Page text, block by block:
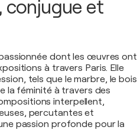
conjugue et
dont les œuvres ont
à travers Paris. Elle
tels que le marbre, le bois
la féminité à travers des
interpellent,
percutantes et
passion profonde pour la